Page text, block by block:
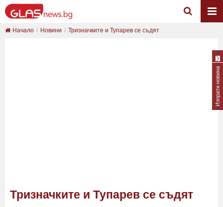
Начало Новини Тризначките и Тупарев се съдят
Тризначките и Тупарев се съдят
Изпрати новина